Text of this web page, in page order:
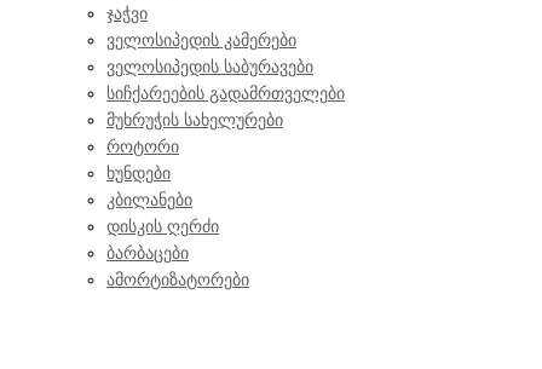
ჯაჭვი
ველოსიპედის კამერები
ველოსიპედის საბურავები
სიჩქარეების გადამრთველები
მუხრუჭის სახელურები
როტორი
ხუნდები
კბილანები
დისკის ღერძი
ბარბაცები
ამორტიზატორები